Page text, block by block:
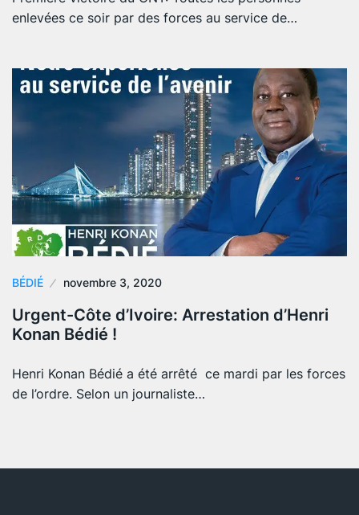
enlevées ce soir par des forces au service de…
BÉDIÉ novembre 3, 2020
Urgent-Côte d’Ivoire: Arrestation d’Henri
Konan Bédié !
Henri Konan Bédié a été arrêté ce mardi par les forces
de l’ordre. Selon un journaliste…